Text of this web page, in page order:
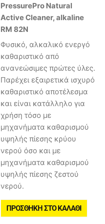
PressurePro Natural
Active Cleaner, alkaline
RM 82N
Φυσικό, αλκαλικό ενεργό
καθαριστικό από
ανανεώσιμες πρώτες ύλες.
Παρέχει εξαιρετικά ισχυρό
καθαριστικό αποτέλεσμα
και είναι κατάλληλο για
χρήση τόσο με
μηχανήματα καθαρισμού
υψηλής πίεσης κρύου
νερού όσο και με
μηχανήματα καθαρισμού
υψηλής πίεσης ζεστού
νερού.
ΠΡΟΣΘΉΚΗ ΣΤΟ ΚΑΛΆΘΙ